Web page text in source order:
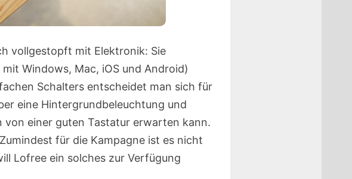
vollgestopft mit Elektronik: Sie
Windows, Mac, iOS und Android)
Schalters entscheidet man sich für
eine Hintergrundbeleuchtung und
von einer guten Tastatur erwarten kann.
für die Kampagne ist es nicht
Lofree ein solches zur Verfügung